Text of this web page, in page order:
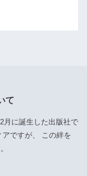
て
月に誕生した出版社で
ですが、 この絆を